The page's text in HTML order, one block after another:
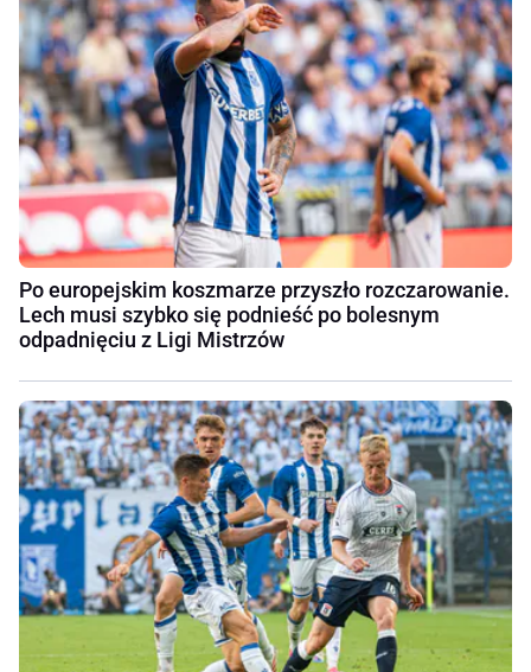
Po europejskim koszmarze przyszło rozczarowanie.
Lech musi szybko się podnieść po bolesnym
odpadnięciu z Ligi Mistrzów